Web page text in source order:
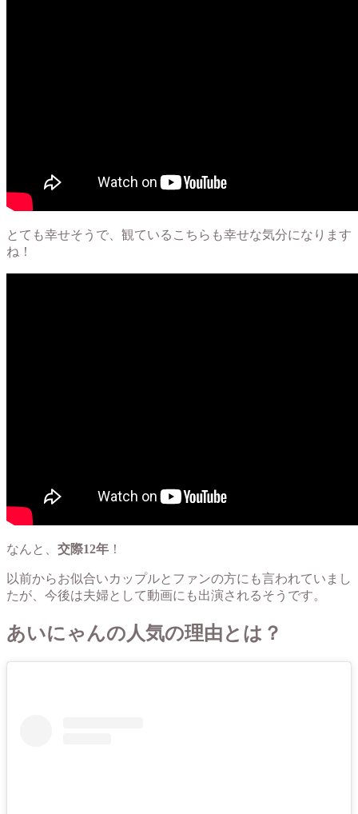
とても幸せそうで、観ているこちらも幸せな気分になります
ね！
なんと、 交際12年 ！
以前からお似合いカップルとファンの方にも言われていまし
たが、今後は夫婦として動画にも出演されるそうです。
あいにゃんの人気の理由とは？